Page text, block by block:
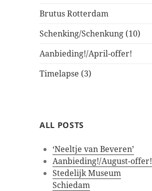
Brutus Rotterdam
Schenking/Schenkung (10)
Aanbieding!/April-offer!
Timelapse (3)
ALL POSTS
‘Neeltje van Beveren’
Aanbieding!/August-offer!
Stedelijk Museum
Schiedam